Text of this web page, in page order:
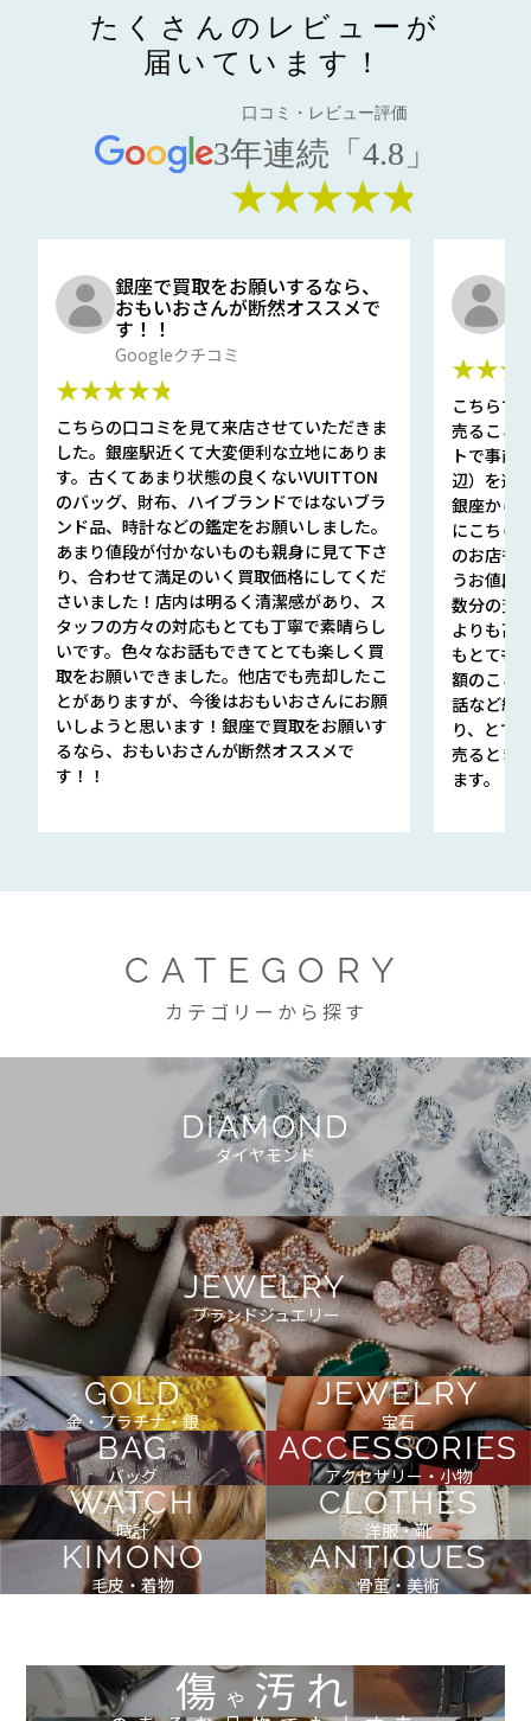
たくさんのレビューが
届いています！
口コミ・レビュー評価
3年連続「4.8」
★★★★★
銀座で買取をお願いするなら、
おもいおさんが断然オススメで
す！！
Googleクチコミ
★★★★★
こちらの口コミを見て来店させていただきま
した。銀座駅近くて大変便利な立地にありま
す。古くてあまり状態の良くないVUITTON
のバッグ、財布、ハイブランドではないブラ
ンド品、時計などの鑑定をお願いしました。
あまり値段が付かないものも親身に見て下さ
り、合わせて満足のいく買取価格にしてくだ
さいました！店内は明るく清潔感があり、ス
タッフの方々の対応もとても丁寧で素晴らし
いです。色々なお話もできてとても楽しく買
取をお願いできました。他店でも売却したこ
とがありますが、今後はおもいおさんにお願
いしようと思います！銀座で買取をお願いす
るなら、おもいおさんが断然オススメで
す！！
こちらで
売ること
トで事前
辺）を選
銀座から
にこちら
のお店も
うお値段
数分の査
よりも高
もとても
額のこと
話など細
り、とて
売るとき
ます。
CATEGORY
カテゴリーから探す
DIAMOND
ダイヤモンド
JEWELRY
ブランドジュエリー
GOLD
金・プラチナ・銀
JEWELRY
宝石
BAG
バッグ
ACCESSORIES
アクセサリー・小物
WATCH
時計
CLOTHES
洋服・靴
KIMONO
毛皮・着物
ANTIQUES
骨董・美術
傷や 汚れ